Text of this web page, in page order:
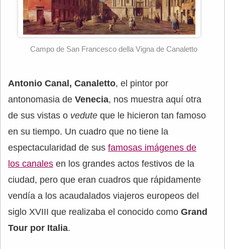
Campo de San Francesco della Vigna de Canaletto
Antonio Canal, Canaletto, el pintor por
antonomasia de Venecia, nos muestra aquí otra
de sus vistas o vedute que le hicieron tan famoso
en su tiempo. Un cuadro que no tiene la
espectacularidad de sus famosas imágenes de
los canales en los grandes actos festivos de la
ciudad, pero que eran cuadros que rápidamente
vendía a los acaudalados viajeros europeos del
siglo XVIII que realizaba el conocido como Grand
Tour por Italia.